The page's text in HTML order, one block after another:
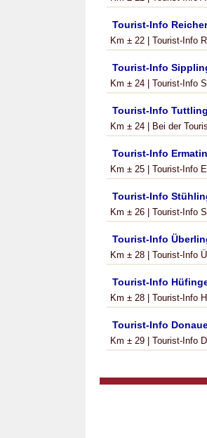
Tourist-Info
Km ± 22 | Tourist-Info
Tourist-Info
Km ± 24 | Tourist-Info
Tourist-Info
Km ± 24 | Bei der
Tourist-Info
Km ± 25 | Tourist-Info
Tourist-Info
Km ± 26 | Tourist-Info
Tourist-Info
Km ± 28 | Tourist-Info
Tourist-Info
Km ± 28 | Tourist-Info
Tourist-Info
Km ± 29 | Tourist-Info